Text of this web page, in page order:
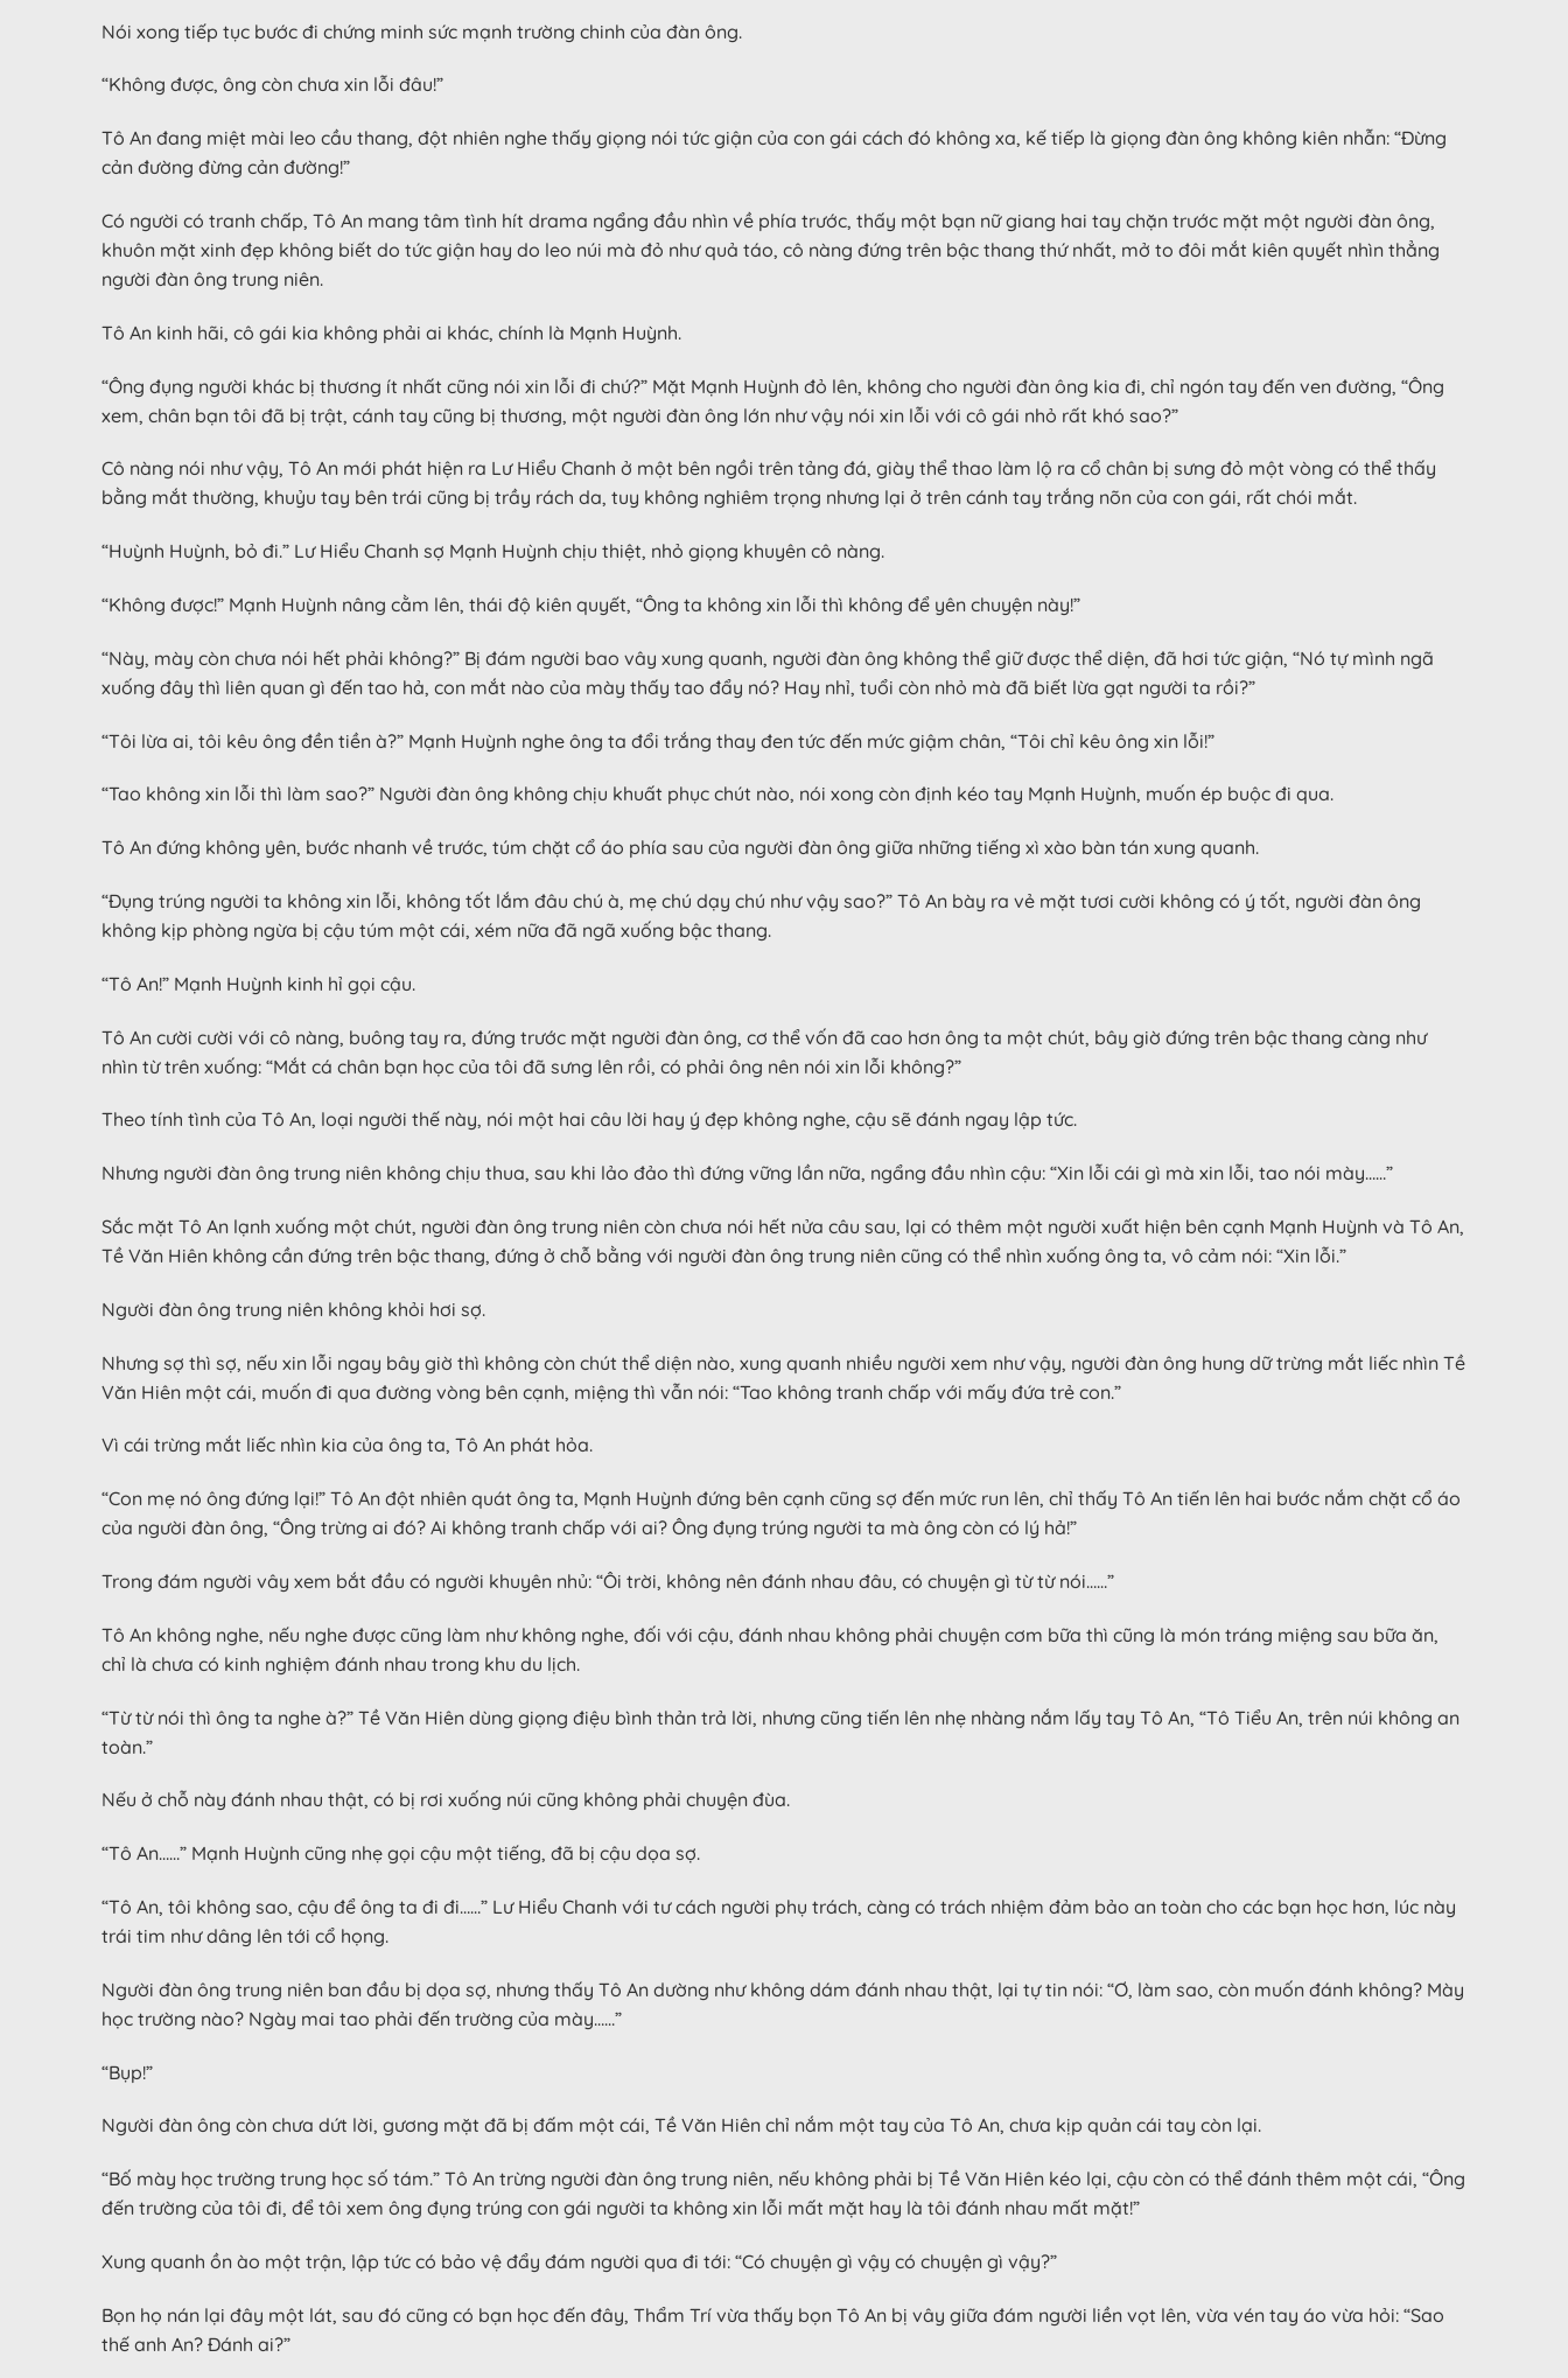
Nói xong tiếp tục bước đi chứng minh sức mạnh trường chinh của đàn ông.
“Không được, ông còn chưa xin lỗi đâu!”
Tô An đang miệt mài leo cầu thang, đột nhiên nghe thấy giọng nói tức giận của con gái cách đó không xa, kế tiếp là giọng đàn ông không kiên nhẫn: “Đừng
cản đường đừng cản đường!”
Có người có tranh chấp, Tô An mang tâm tình hít drama ngẩng đầu nhìn về phía trước, thấy một bạn nữ giang hai tay chặn trước mặt một người đàn ông,
khuôn mặt xinh đẹp không biết do tức giận hay do leo núi mà đỏ như quả táo, cô nàng đứng trên bậc thang thứ nhất, mở to đôi mắt kiên quyết nhìn thẳng
người đàn ông trung niên.
Tô An kinh hãi, cô gái kia không phải ai khác, chính là Mạnh Huỳnh.
“Ông đụng người khác bị thương ít nhất cũng nói xin lỗi đi chứ?” Mặt Mạnh Huỳnh đỏ lên, không cho người đàn ông kia đi, chỉ ngón tay đến ven đường, “Ông
xem, chân bạn tôi đã bị trật, cánh tay cũng bị thương, một người đàn ông lớn như vậy nói xin lỗi với cô gái nhỏ rất khó sao?”
Cô nàng nói như vậy, Tô An mới phát hiện ra Lư Hiểu Chanh ở một bên ngồi trên tảng đá, giày thể thao làm lộ ra cổ chân bị sưng đỏ một vòng có thể thấy
bằng mắt thường, khuỷu tay bên trái cũng bị trầy rách da, tuy không nghiêm trọng nhưng lại ở trên cánh tay trắng nõn của con gái, rất chói mắt.
“Huỳnh Huỳnh, bỏ đi.” Lư Hiểu Chanh sợ Mạnh Huỳnh chịu thiệt, nhỏ giọng khuyên cô nàng.
“Không được!” Mạnh Huỳnh nâng cằm lên, thái độ kiên quyết, “Ông ta không xin lỗi thì không để yên chuyện này!”
“Này, mày còn chưa nói hết phải không?” Bị đám người bao vây xung quanh, người đàn ông không thể giữ được thể diện, đã hơi tức giận, “Nó tự mình ngã
xuống đây thì liên quan gì đến tao hả, con mắt nào của mày thấy tao đẩy nó? Hay nhỉ, tuổi còn nhỏ mà đã biết lừa gạt người ta rồi?”
“Tôi lừa ai, tôi kêu ông đền tiền à?” Mạnh Huỳnh nghe ông ta đổi trắng thay đen tức đến mức giậm chân, “Tôi chỉ kêu ông xin lỗi!”
“Tao không xin lỗi thì làm sao?” Người đàn ông không chịu khuất phục chút nào, nói xong còn định kéo tay Mạnh Huỳnh, muốn ép buộc đi qua.
Tô An đứng không yên, bước nhanh về trước, túm chặt cổ áo phía sau của người đàn ông giữa những tiếng xì xào bàn tán xung quanh.
“Đụng trúng người ta không xin lỗi, không tốt lắm đâu chú à, mẹ chú dạy chú như vậy sao?” Tô An bày ra vẻ mặt tươi cười không có ý tốt, người đàn ông
không kịp phòng ngừa bị cậu túm một cái, xém nữa đã ngã xuống bậc thang.
“Tô An!” Mạnh Huỳnh kinh hỉ gọi cậu.
Tô An cười cười với cô nàng, buông tay ra, đứng trước mặt người đàn ông, cơ thể vốn đã cao hơn ông ta một chút, bây giờ đứng trên bậc thang càng như
nhìn từ trên xuống: “Mắt cá chân bạn học của tôi đã sưng lên rồi, có phải ông nên nói xin lỗi không?”
Theo tính tình của Tô An, loại người thế này, nói một hai câu lời hay ý đẹp không nghe, cậu sẽ đánh ngay lập tức.
Nhưng người đàn ông trung niên không chịu thua, sau khi lảo đảo thì đứng vững lần nữa, ngẩng đầu nhìn cậu: “Xin lỗi cái gì mà xin lỗi, tao nói mày……”
Sắc mặt Tô An lạnh xuống một chút, người đàn ông trung niên còn chưa nói hết nửa câu sau, lại có thêm một người xuất hiện bên cạnh Mạnh Huỳnh và Tô An,
Tề Văn Hiên không cần đứng trên bậc thang, đứng ở chỗ bằng với người đàn ông trung niên cũng có thể nhìn xuống ông ta, vô cảm nói: “Xin lỗi.”
Người đàn ông trung niên không khỏi hơi sợ.
Nhưng sợ thì sợ, nếu xin lỗi ngay bây giờ thì không còn chút thể diện nào, xung quanh nhiều người xem như vậy, người đàn ông hung dữ trừng mắt liếc nhìn Tề
Văn Hiên một cái, muốn đi qua đường vòng bên cạnh, miệng thì vẫn nói: “Tao không tranh chấp với mấy đứa trẻ con.”
Vì cái trừng mắt liếc nhìn kia của ông ta, Tô An phát hỏa.
“Con mẹ nó ông đứng lại!” Tô An đột nhiên quát ông ta, Mạnh Huỳnh đứng bên cạnh cũng sợ đến mức run lên, chỉ thấy Tô An tiến lên hai bước nắm chặt cổ áo
của người đàn ông, “Ông trừng ai đó? Ai không tranh chấp với ai? Ông đụng trúng người ta mà ông còn có lý hả!”
Trong đám người vây xem bắt đầu có người khuyên nhủ: “Ôi trời, không nên đánh nhau đâu, có chuyện gì từ từ nói……”
Tô An không nghe, nếu nghe được cũng làm như không nghe, đối với cậu, đánh nhau không phải chuyện cơm bữa thì cũng là món tráng miệng sau bữa ăn,
chỉ là chưa có kinh nghiệm đánh nhau trong khu du lịch.
“Từ từ nói thì ông ta nghe à?” Tề Văn Hiên dùng giọng điệu bình thản trả lời, nhưng cũng tiến lên nhẹ nhàng nắm lấy tay Tô An, “Tô Tiểu An, trên núi không an
toàn.”
Nếu ở chỗ này đánh nhau thật, có bị rơi xuống núi cũng không phải chuyện đùa.
“Tô An……” Mạnh Huỳnh cũng nhẹ gọi cậu một tiếng, đã bị cậu dọa sợ.
“Tô An, tôi không sao, cậu để ông ta đi đi……” Lư Hiểu Chanh với tư cách người phụ trách, càng có trách nhiệm đảm bảo an toàn cho các bạn học hơn, lúc này
trái tim như dâng lên tới cổ họng.
Người đàn ông trung niên ban đầu bị dọa sợ, nhưng thấy Tô An dường như không dám đánh nhau thật, lại tự tin nói: “Ơ, làm sao, còn muốn đánh không? Mày
học trường nào? Ngày mai tao phải đến trường của mày……”
“Bụp!”
Người đàn ông còn chưa dứt lời, gương mặt đã bị đấm một cái, Tề Văn Hiên chỉ nắm một tay của Tô An, chưa kịp quản cái tay còn lại.
“Bố mày học trường trung học số tám.” Tô An trừng người đàn ông trung niên, nếu không phải bị Tề Văn Hiên kéo lại, cậu còn có thể đánh thêm một cái, “Ông
đến trường của tôi đi, để tôi xem ông đụng trúng con gái người ta không xin lỗi mất mặt hay là tôi đánh nhau mất mặt!”
Xung quanh ồn ào một trận, lập tức có bảo vệ đẩy đám người qua đi tới: “Có chuyện gì vậy có chuyện gì vậy?”
Bọn họ nán lại đây một lát, sau đó cũng có bạn học đến đây, Thẩm Trí vừa thấy bọn Tô An bị vây giữa đám người liền vọt lên, vừa vén tay áo vừa hỏi: “Sao
thế anh An? Đánh ai?”